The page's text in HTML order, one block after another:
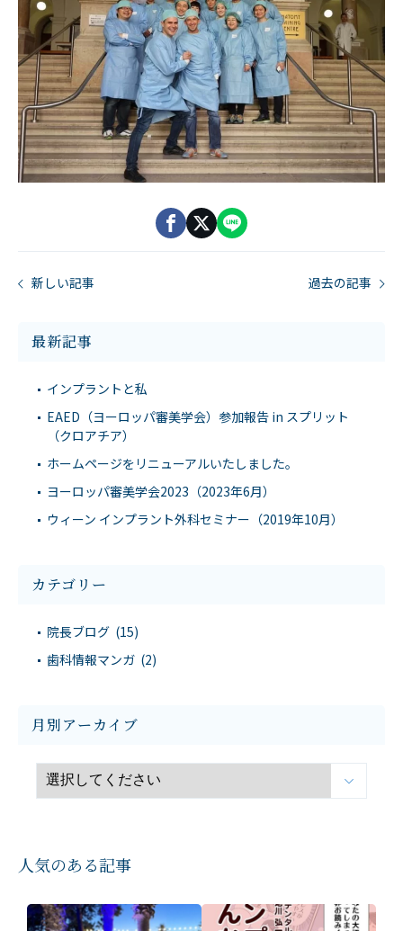
新しい記事 過去の記事
最新記事
インプラントと私
EAED（ヨーロッパ審美学会）参加報告 in スプリット
（クロアチア）
ホームページをリニューアルいたしました。
ヨーロッパ審美学会2023（2023年6月）
ウィーン インプラント外科セミナー（2019年10月）
カテゴリー
院長ブログ (15)
歯科情報マンガ (2)
月別アーカイブ
人気のある記事